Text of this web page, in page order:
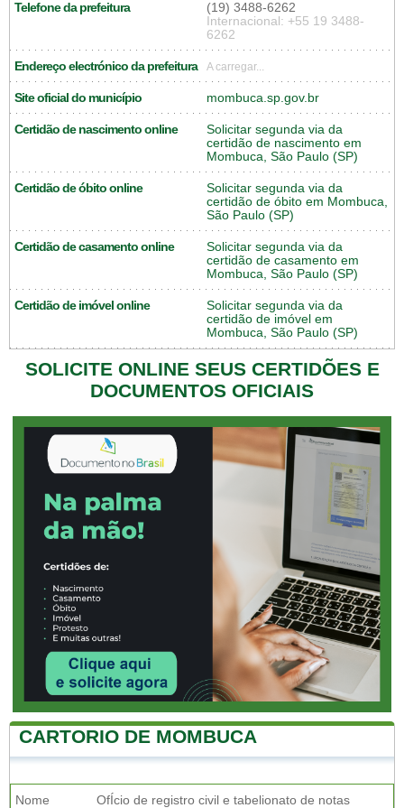
Telefone da prefeitura
(19) 3488-6262
Internacional: +55 19 3488-
6262
Endereço electrónico da prefeitura A carregar...
Site oficial do município mombuca.sp.gov.br
Certidão de nascimento online
Solicitar segunda via da
certidão de nascimento em
Mombuca, São Paulo (SP)
Certidão de óbito online
Solicitar segunda via da
certidão de óbito em Mombuca,
São Paulo (SP)
Certidão de casamento online
Solicitar segunda via da
certidão de casamento em
Mombuca, São Paulo (SP)
Certidão de imóvel online
Solicitar segunda via da
certidão de imóvel em
Mombuca, São Paulo (SP)
SOLICITE ONLINE SEUS CERTIDÕES E
DOCUMENTOS OFICIAIS
CARTORIO DE MOMBUCA
Nome OfÍcio de registro civil e tabelionato de notas